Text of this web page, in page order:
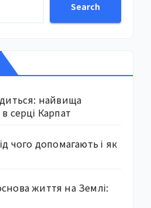
Search
найвища
серці Карпат
чого допомагають і як
життя на Землі: